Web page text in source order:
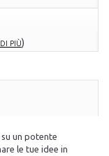
PIÙ)
un potente
le tue idee in